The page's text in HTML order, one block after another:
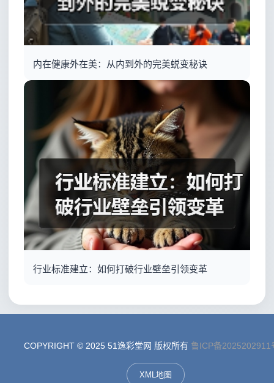
内在健康外在美：从内到外的完美蜕变秘诀
行业标准建立：如何打破行业壁垒引领变革
COPYRIGHT © 2025 51逸彩堂网 版权所有 鲁ICP备2025202911
XML地图